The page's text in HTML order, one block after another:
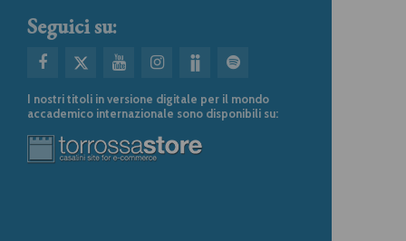
Seguici su:
I nostri titoli in versione digitale per il mondo
accademico internazionale sono disponibili su: